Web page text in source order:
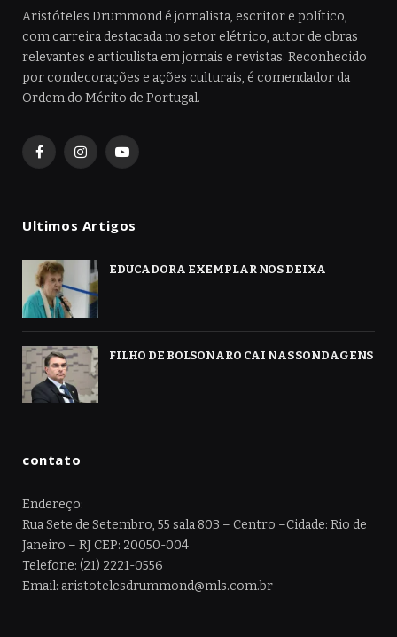
Aristóteles Drummond é jornalista, escritor e político,
com carreira destacada no setor elétrico, autor de obras
relevantes e articulista em jornais e revistas. Reconhecido
por condecorações e ações culturais, é comendador da
Ordem do Mérito de Portugal.
FacebookInstagramYouTube
Ultimos Artigos
EDUCADORA EXEMPLAR NOS DEIXA
FILHO DE BOLSONARO CAI NAS SONDAGENS
contato
Endereço:
Rua Sete de Setembro, 55 sala 803 – Centro –Cidade: Rio de
Janeiro – RJ CEP: 20050-004
Telefone: (21) 2221-0556
Email: aristotelesdrummond@mls.com.br